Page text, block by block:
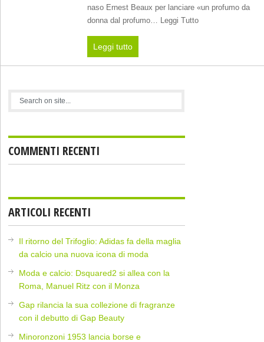
naso Ernest Beaux per lanciare «un profumo da
donna dal profumo… Leggi Tutto
Leggi tutto
COMMENTI RECENTI
ARTICOLI RECENTI
Il ritorno del Trifoglio: Adidas fa della maglia
da calcio una nuova icona di moda
Moda e calcio: Dsquared2 si allea con la
Roma, Manuel Ritz con il Monza
Gap rilancia la sua collezione di fragranze
con il debutto di Gap Beauty
Minoronzoni 1953 lancia borse e